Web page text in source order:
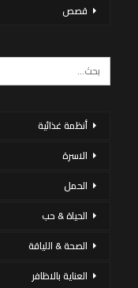
قصص
أنظمة غذائية
الاسرة
الحمل
الحياة & حب
الصحة & اللياقة
العناية بالاظافر